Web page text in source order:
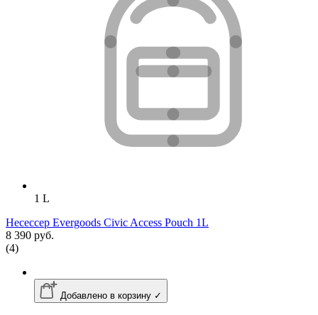
1 L
Несессер Evergoods Civic Access Pouch 1L
8 390 руб.
(4)
Добавлено в корзину ✓